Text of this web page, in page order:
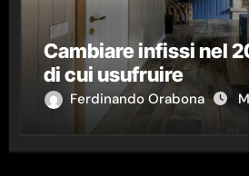
Cambiare infissi nel
di cui usufruire
Ferdinando Orabona